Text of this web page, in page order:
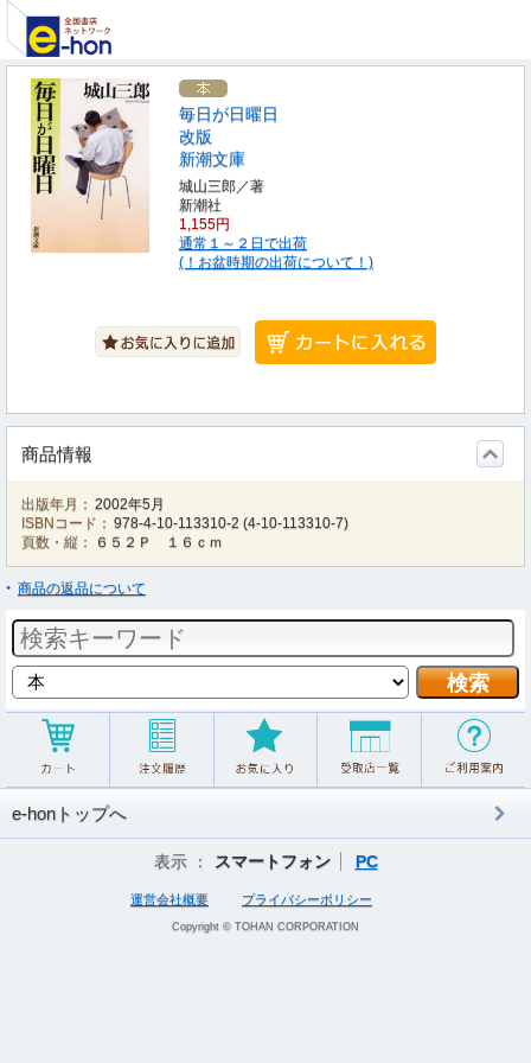
毎日が日曜日
改版
新潮文庫
城山三郎／著
新潮社
1,155円
通常１～２日で出荷
(！お盆時期の出荷について！)
商品情報
出版年月： 2002年5月
ISBNコード： 978-4-10-113310-2 (4-10-113310-7)
頁数・縦：
６５２Ｐ １６ｃｍ
商品の返品について
e-honトップへ
表示 ： スマートフォン PC
運営会社概要 プライバシーポリシー
Copyright © TOHAN CORPORATION